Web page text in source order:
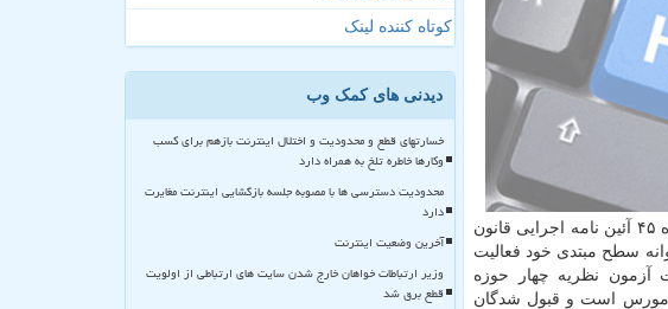
مبتدی، آزمون ارتقای گواهینامه سطح مبتدی (درجه سه) به سطح عمومی (درجه دو) هم برگزار می گردد. برپایه ماده ۴۵ آئین نامه اجرایی قانون
ای، متقاضیان دریافت گواهینامه سطح عمومی، باید حداقل ۶ ماه با پروانه سطح مبتدی خود فعالیت
آزمون نظریه چهار حوزه
مورس است و قبول شدگان
کوتاه کننده لینک
دیدنی های کمک وب
خسارتهای قطع و محدودیت و اختلال اینترنت بازهم برای کسب
وکارها خاطره تلخ به همراه دارد
محدودیت دسترسی ها با مصوبه جلسه بازگشایی اینترنت مغایرت
دارد
آخرین وضعیت اینترنت
وزیر ارتباطات خواهان خارج شدن سایت های ارتباطی از اولویت
قطع برق شد